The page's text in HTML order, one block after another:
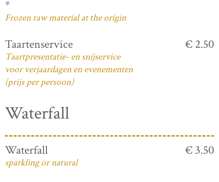
*
Frozen raw material at the origin
Taartenservice
Taartpresentatie- en snijservice
voor verjaardagen en evenementen
(prijs per persoon)
€ 2.50
Waterfall
Waterfall
sparkling or natural
€ 3.50